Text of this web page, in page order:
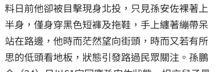
料日前他卻被目擊現身北投，只見孫安佐裸著上
半身，僅身穿黑色短褲及拖鞋，手上纏著繃帶呆
站在路邊，他時而茫然望向街頭，時而又若有所
思的低頭看地板，狀態引發路過民眾關注。孫鵬